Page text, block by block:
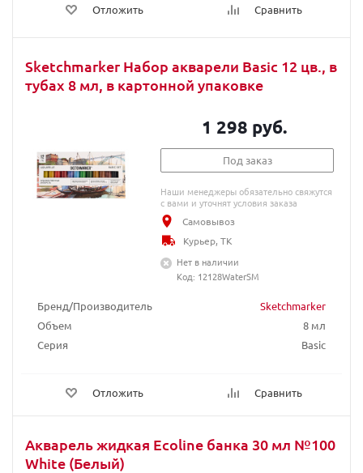
Отложить Сравнить
Sketchmarker Набор акварели Basic 12 цв., в
тубах 8 мл, в картонной упаковке
Бренд/Производитель
Sketchmarker
Объем
8 мл
Серия
Basic
Отложить Сравнить
1 298 руб.
Под заказ
Наши менеджеры обязательно свяжутся
с вами и уточнят условия заказа
Самовывоз
Курьер, ТК
Нет в наличии
Код: 12128WaterSM
Акварель жидкая Ecoline банка 30 мл №100
White (Белый)